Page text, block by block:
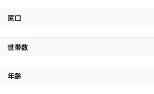
窓口
世帯数
年齢